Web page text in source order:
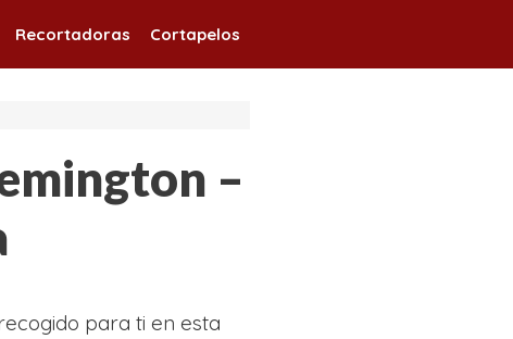
Recortadoras Cortapelos
–
para ti en esta